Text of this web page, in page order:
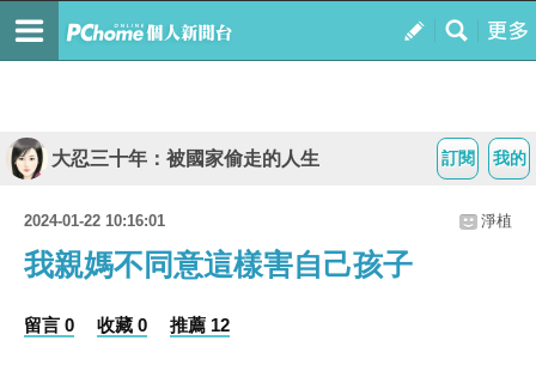
我的
訂閱
大忍三十年：被國家偷走的人生
2024-01-22 10:16:01 淨植
我親媽不同意這樣害自己孩子
留言 0 收藏 0 推薦 12